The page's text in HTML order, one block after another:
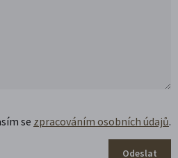
se zpracováním osobních údajů.
Odeslat